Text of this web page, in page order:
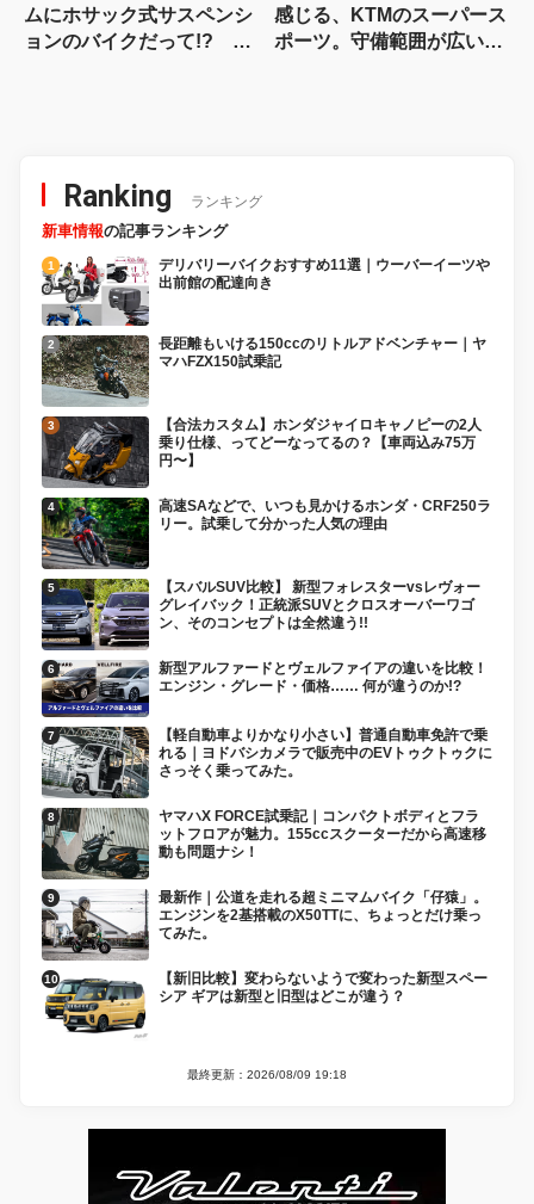
ムにホサック式サスペンシ
ョンのバイクだって!? ヴ
感じる、KTMのスーパース
ポーツ。守備範囲が広い史
Ranking ランキング
新車情報の記事ランキング
デリバリーバイクおすすめ11選｜ウーバーイーツや
出前館の配達向き
長距離もいける150ccのリトルアドベンチャー｜ヤ
マハFZX150試乗記
【合法カスタム】ホンダジャイロキャノピーの2人
乗り仕様、ってどーなってるの？【車両込み75万
円〜】
高速SAなどで、いつも見かけるホンダ・CRF250ラ
リー。試乗して分かった人気の理由
【スバルSUV比較】 新型フォレスターvsレヴォー
グレイバック！正統派SUVとクロスオーバーワゴ
ン、そのコンセプトは全然違う!!
新型アルファードとヴェルファイアの違いを比較！
エンジン・グレード・価格…… 何が違うのか!?
【軽自動車よりかなり小さい】普通自動車免許で乗
れる｜ヨドバシカメラで販売中のEVトゥクトゥクに
さっそく乗ってみた。
ヤマハX FORCE試乗記｜コンパクトボディとフラ
ットフロアが魅力。155ccスクーターだから高速移
動も問題ナシ！
最新作｜公道を走れる超ミニマムバイク「仔猿」。
エンジンを2基搭載のX50TTに、ちょっとだけ乗っ
てみた。
【新旧比較】変わらないようで変わった新型スペー
シア ギアは新型と旧型はどこが違う？
最終更新：2026/08/09 19:18